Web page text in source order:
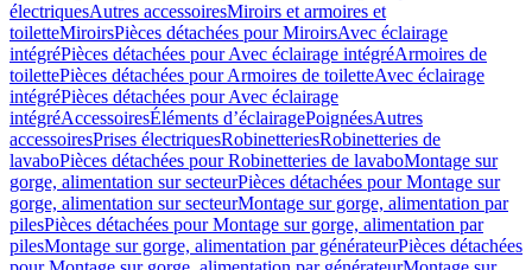
électriquesAutres accessoiresMiroirs et armoires et
toiletteMiroirsPièces détachées pour MiroirsAvec éclairage
intégréPièces détachées pour Avec éclairage intégréArmoires de
toilettePièces détachées pour Armoires de toiletteAvec éclairage
intégréPièces détachées pour Avec éclairage
intégréAccessoiresÉléments d’éclairagePoignéesAutres
accessoiresPrises électriquesRobinetteriesRobinetteries de
lavaboPièces détachées pour Robinetteries de lavaboMontage sur
gorge, alimentation sur secteurPièces détachées pour Montage sur
gorge, alimentation sur secteurMontage sur gorge, alimentation par
pilesPièces détachées pour Montage sur gorge, alimentation par
pilesMontage sur gorge, alimentation par générateurPièces détachées